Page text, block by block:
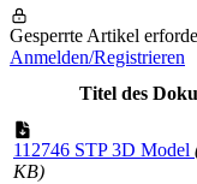
Gesperrte Artikel
Anmelden/Registrieren
Titel des
112746 STP 3D Model
KB)